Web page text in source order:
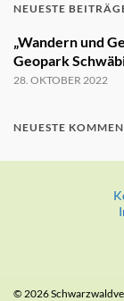
NEUESTE
„Wandern und
Geopark
28. OKTOBER 2022
NEUESTE
© 2026